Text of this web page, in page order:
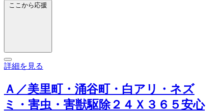
ここから応援
詳細を見る
Ａ／美里町・涌谷町・白アリ・ネズ
ミ・害虫・害獣駆除２４Ｘ３６５安心